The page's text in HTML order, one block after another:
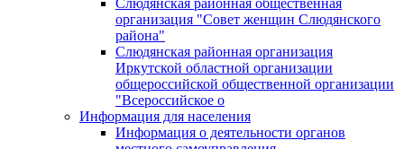
Слюдянская районная общественная
организация "Совет женщин Слюдянского
района"
Слюдянская районная организация
Иркутской областной организации
общероссийской общественной организации
"Всероссийское о
Информация для населения
Информация о деятельности органов